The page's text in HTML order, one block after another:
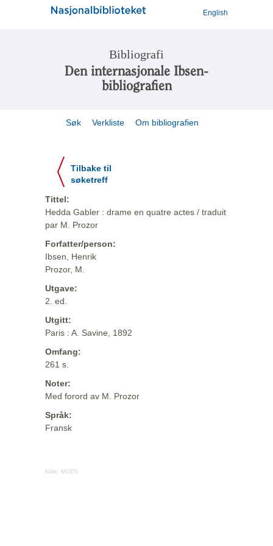
English
Bibliografi
Den internasjonale Ibsen-
bibliografien
Søk Verkliste Om bibliografien
Tilbake til
søketreff
Tittel:
Hedda Gabler : drame en quatre actes / traduit
par M. Prozor
Forfatter/person:
Ibsen, Henrik
Prozor, M.
Utgave:
2. ed.
Utgitt:
Paris : A. Savine, 1892
Omfang:
261 s.
Noter:
Med forord av M. Prozor
Språk:
Fransk
Kilde: MODS